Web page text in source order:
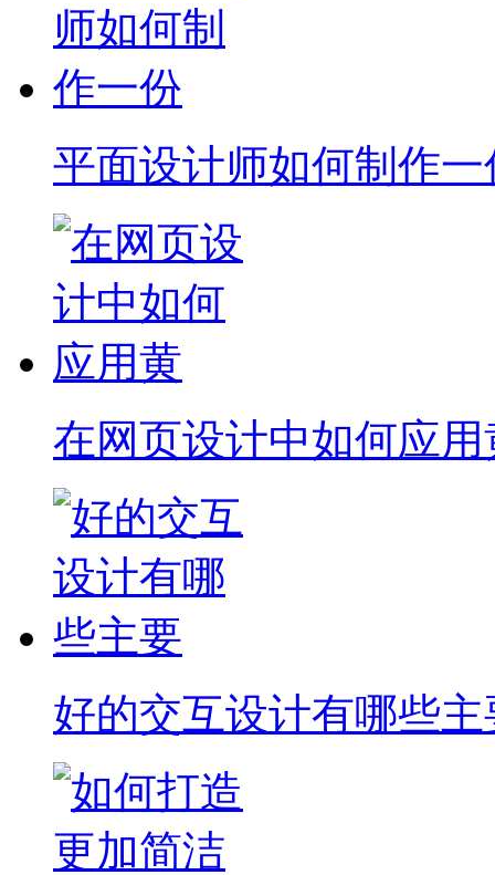
平面设计师如何制作一
在网页设计中如何应用
好的交互设计有哪些主